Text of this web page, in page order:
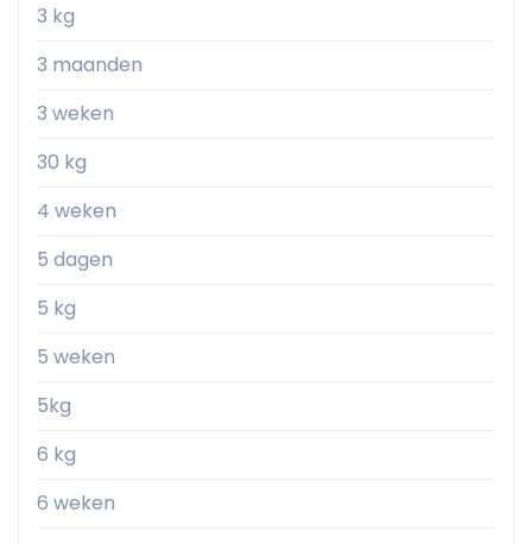
3 kg
3 maanden
3 weken
30 kg
4 weken
5 dagen
5 kg
5 weken
5kg
6 kg
6 weken